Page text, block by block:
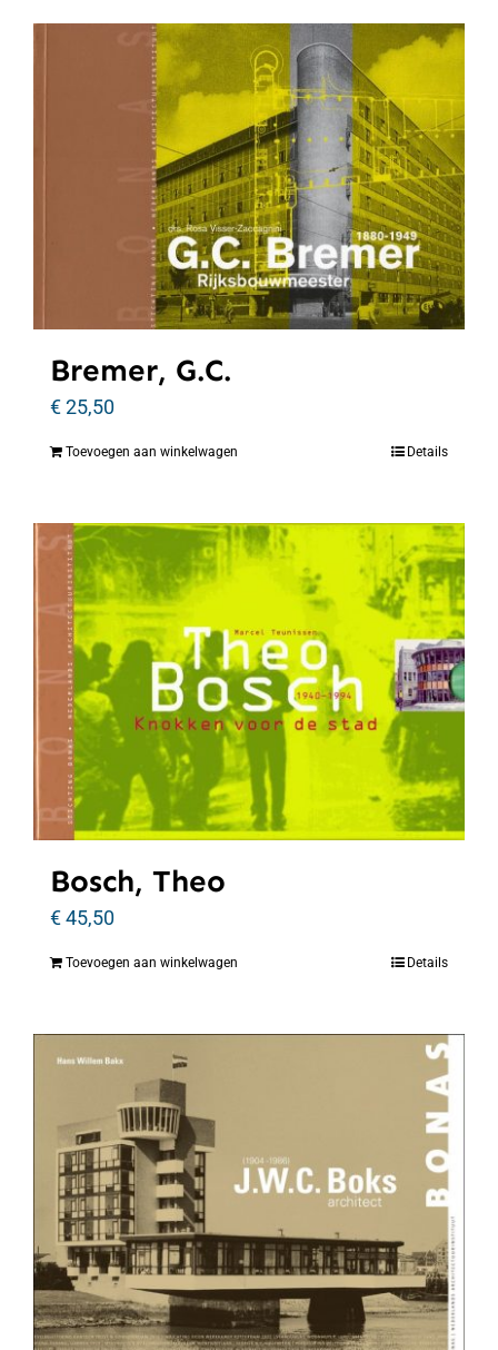
Bremer, G.C.
€25,50
Toevoegen aan winkelwagen Details
Bosch, Theo
€45,50
Toevoegen aan winkelwagen Details